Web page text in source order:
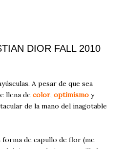
DIOR FALL 2010
A pesar de que sea
llena de color, optimismo y
de la mano del inagotable
forma de capullo de flor (me